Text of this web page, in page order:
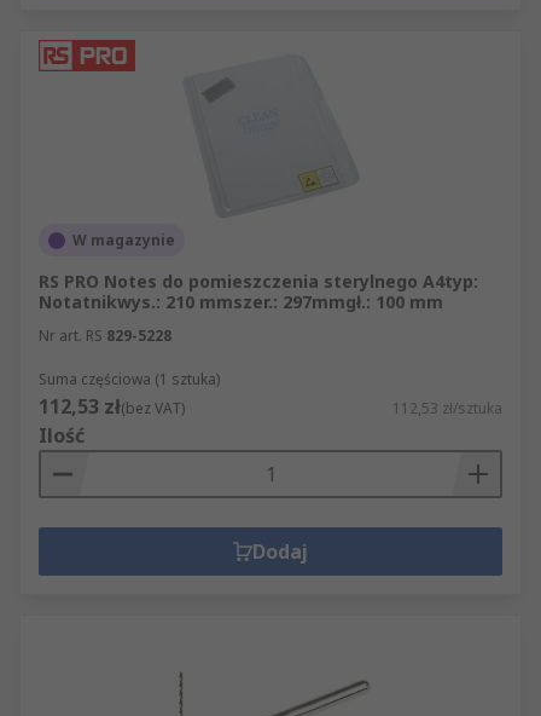
W magazynie
RS PRO Notes do pomieszczenia sterylnego A4typ:
Notatnikwys.: 210 mmszer.: 297mmgł.: 100 mm
Nr art. RS 829-5228
Suma częściowa (1 sztuka)
112,53 zł(bez VAT) 112,53 zł/sztuka
Ilość
Dodaj